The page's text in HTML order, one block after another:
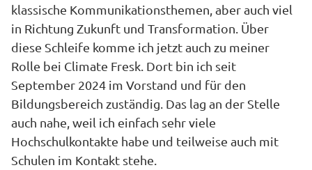
klassische Kommunikationsthemen, aber auch viel
in Richtung Zukunft und Transformation. Über
diese Schleife komme ich jetzt auch zu meiner
Rolle bei Climate Fresk. Dort bin ich seit
September 2024 im Vorstand und für den
Bildungsbereich zuständig. Das lag an der Stelle
auch nahe, weil ich einfach sehr viele
Hochschulkontakte habe und teilweise auch mit
Schulen im Kontakt stehe.